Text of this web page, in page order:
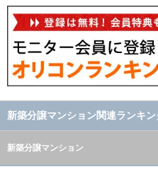
新築分譲マンション関連ランキン
新築分譲マンション